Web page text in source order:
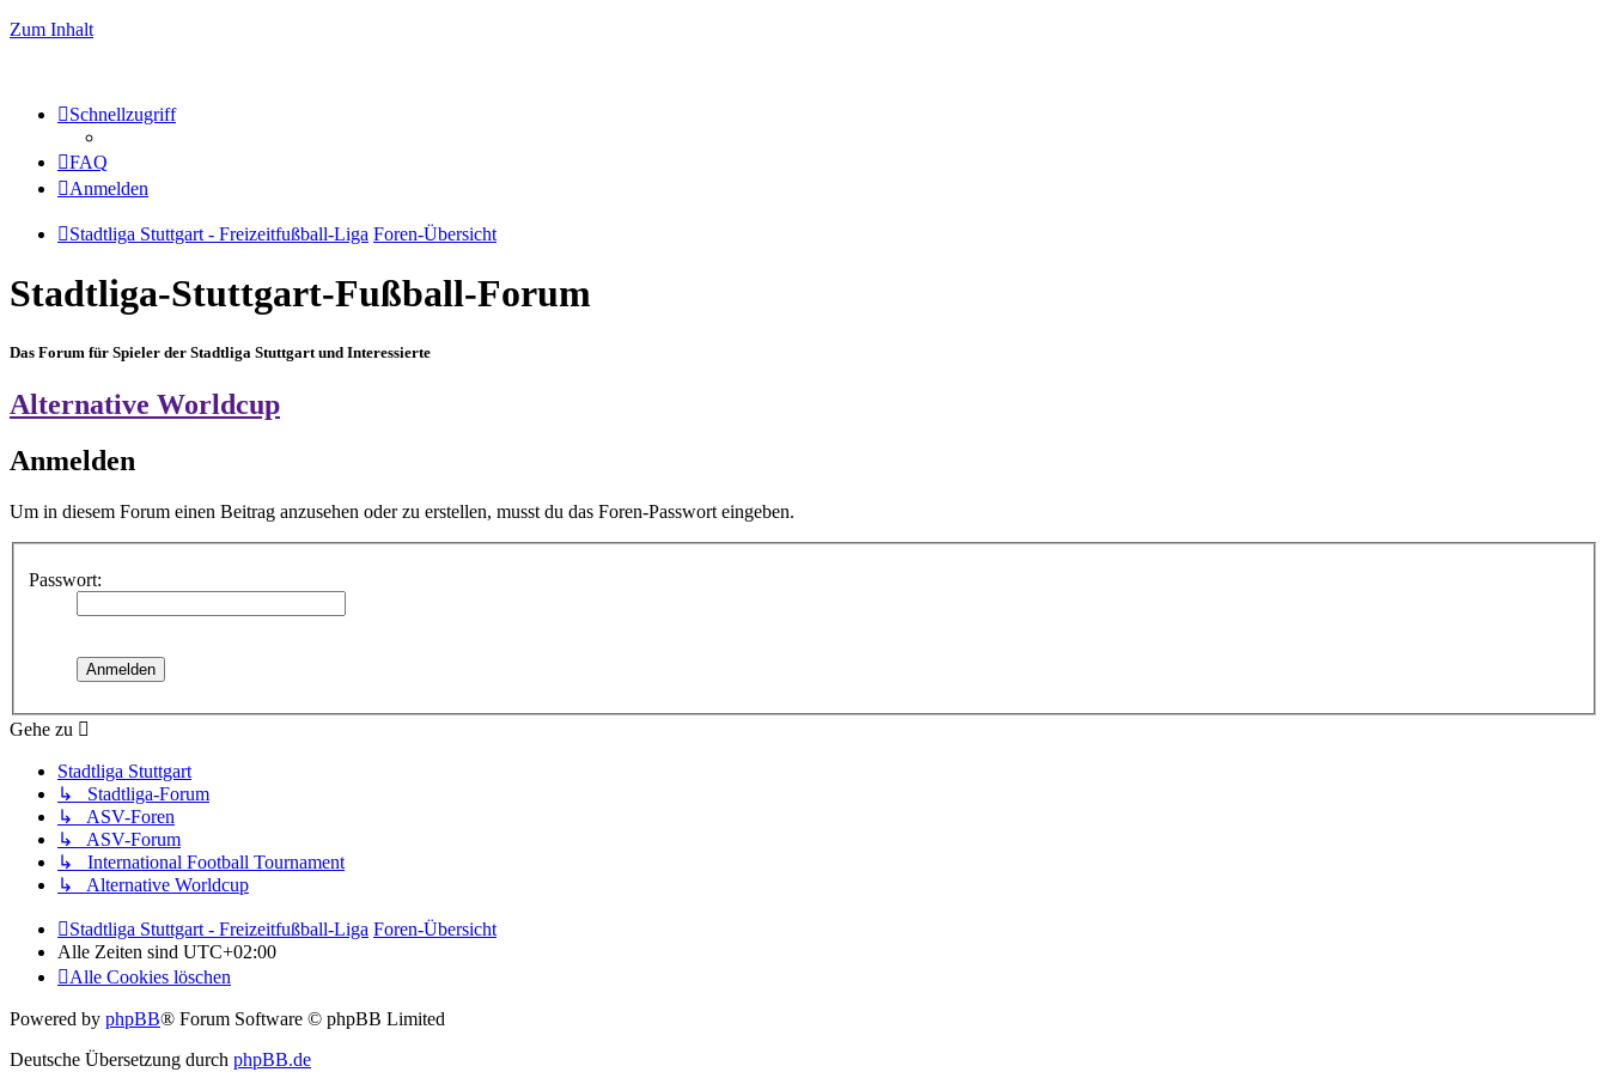
Zum Inhalt
Schnellzugriff
FAQ
Anmelden
Stadtliga Stuttgart - Freizeitfußball-Liga Foren-Übersicht
Stadtliga-Stuttgart-Fußball-Forum
Das Forum für Spieler der Stadtliga Stuttgart und Interessierte
Alternative Worldcup
Anmelden
Um in diesem Forum einen Beitrag anzusehen oder zu erstellen, musst du das Foren-Passwort eingeben.
Passwort:
Gehe zu
Stadtliga Stuttgart
↳ Stadtliga-Forum
↳ ASV-Foren
↳ ASV-Forum
↳ International Football Tournament
↳ Alternative Worldcup
Stadtliga Stuttgart - Freizeitfußball-Liga Foren-Übersicht
Alle Zeiten sind UTC+02:00
Alle Cookies löschen
Powered by phpBB® Forum Software © phpBB Limited
Deutsche Übersetzung durch phpBB.de